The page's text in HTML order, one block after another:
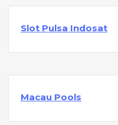
Slot Pulsa Indosat
Macau Pools